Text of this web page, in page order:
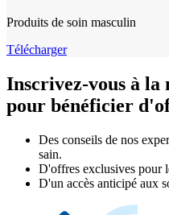
Produits de soin masculin
Télécharger
Inscrivez-vous à la
pour bénéficier
Des conseils de nos
sain.
D'offres exclusives pour
D'un accès anticipé aux